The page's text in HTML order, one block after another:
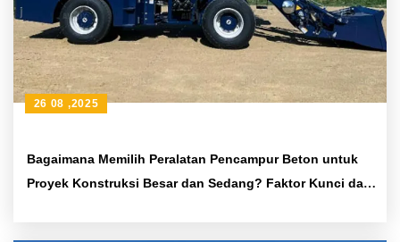
Bagaimana Memilih Peralatan Pencampur Beton untuk
Proyek Konstruksi Besar dan Sedang? Faktor Kunci dan
26 08 ,2025